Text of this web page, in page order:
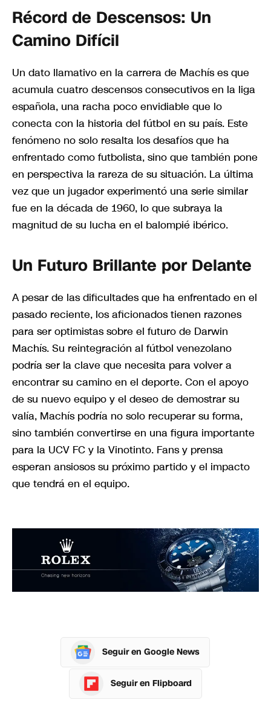
Récord de Descensos: Un
Camino Difícil
Un dato llamativo en la carrera de Machís es que
acumula cuatro descensos consecutivos en la liga
española, una racha poco envidiable que lo
conecta con la historia del fútbol en su país. Este
fenómeno no solo resalta los desafíos que ha
enfrentado como futbolista, sino que también pone
en perspectiva la rareza de su situación. La última
vez que un jugador experimentó una serie similar
fue en la década de 1960, lo que subraya la
magnitud de su lucha en el balompié ibérico.
Un Futuro Brillante por Delante
A pesar de las dificultades que ha enfrentado en el
pasado reciente, los aficionados tienen razones
para ser optimistas sobre el futuro de Darwin
Machís. Su reintegración al fútbol venezolano
podría ser la clave que necesita para volver a
encontrar su camino en el deporte. Con el apoyo
de su nuevo equipo y el deseo de demostrar su
valía, Machís podría no solo recuperar su forma,
sino también convertirse en una figura importante
para la UCV FC y la Vinotinto. Fans y prensa
esperan ansiosos su próximo partido y el impacto
que tendrá en el equipo.
Seguir en Google News
Seguir en Flipboard